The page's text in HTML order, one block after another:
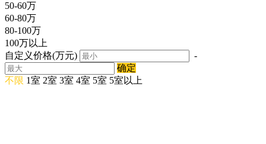
50-60万
60-80万
80-100万
100万以上
自定义价格(万元)
-
确定
不限 1室 2室 3室 4室 5室 5室以上